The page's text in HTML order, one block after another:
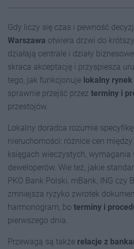
Gdy liczy się czas i pewność
Warszawa otwiera drzwi do
działają centrale i działy
skraca akceptację i przyspiesza
tego, jak funkcjonuje lokalny
sprawnie przejść przez terminy i
przestojów.
Lokalny doradca rozumie
nieruchomości: różnice cen
księgach wieczystych, wymagania
deweloperów. Wie też, jakie
PKO Bank Polski, mBank, ING czy
zmniejsza ryzyko zwrotek
harmonogram, bo terminy i
pierwszego dnia.
Przewagą są także relacje z